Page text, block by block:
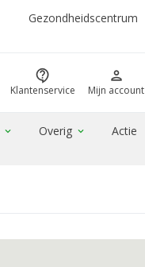
Gezondheidscentrum
contact_support
Klantenservice
person
Mijn account
expand_more Overig expand_more Actie